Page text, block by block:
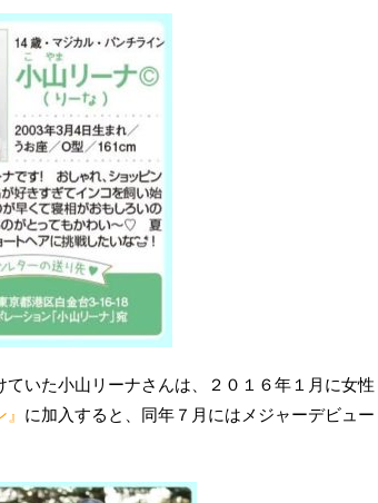
いた小山リーナさんは、２０１６年１月に女性
に加入すると、同年７月にはメジャーデビュー